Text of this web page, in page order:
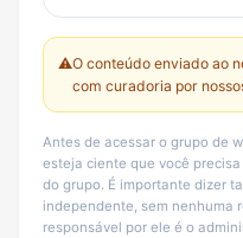
⚠️O conteúdo enviado ao
com curadoria por
Antes de acessar o grupo de
esteja ciente que você
do grupo. É importante dizer
independente, sem nenhuma
responsável por ele é o